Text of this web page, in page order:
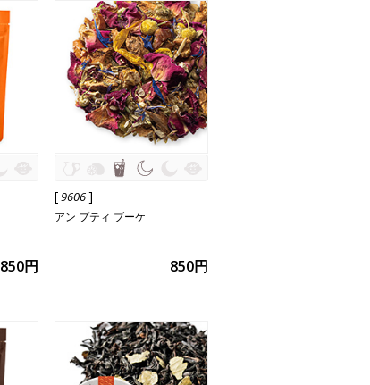
850円
[9606]
アン プティ ブーケ
850円